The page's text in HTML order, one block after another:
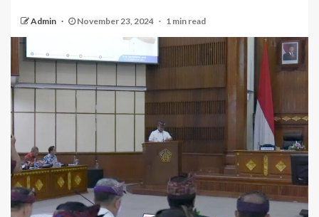
Admin November 23, 2024 1 min read